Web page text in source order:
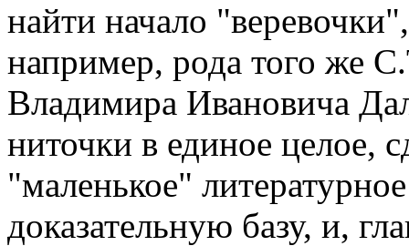
найти начало
например, рода того же
Владимира Ивановича
ниточки в единое целое,
"маленькое"
доказательную базу, и,